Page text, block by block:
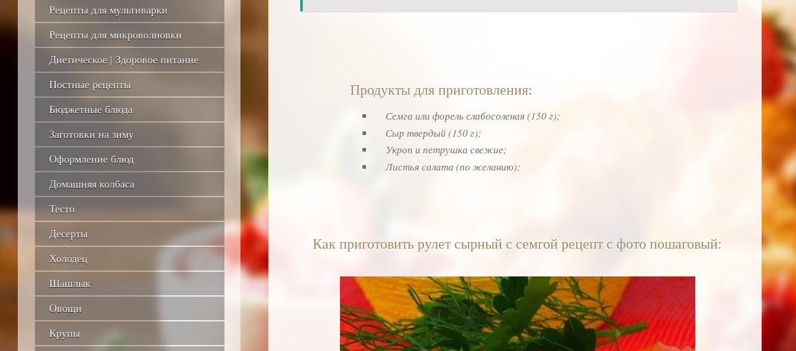
Рецепты для мультиварки
Рецепты для микроволновки
Диетическое | Здоровое питание
Постные рецепты
Бюджетные блюда
Заготовки на зиму
Оформление блюд
Домашняя колбаса
Тесто
Десерты
Холодец
Шашлык
Овощи
Крупы
Продукты для приготовления:
Семга или форель слабосоленая (150 г);
Сыр твердый (150 г);
Укроп и петрушка свежие;
Листья салата (по желанию);
Как приготовить рулет сырный с семгой рецепт с фото пошаговый: